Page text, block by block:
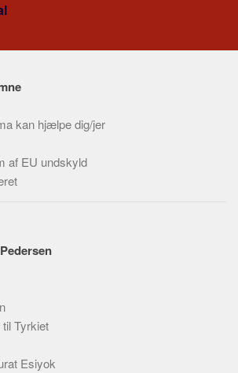
kan hjælpe dig/jer
af EU undskyld
Tyrkiet
Esiyok